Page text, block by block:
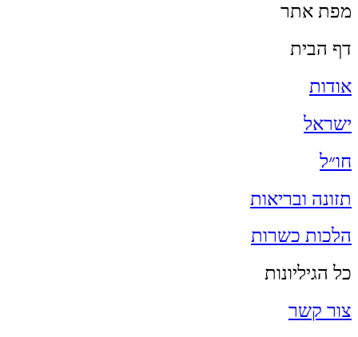
מפת אתר
דף הבית
אודות
ישראל
חו״ל
תזונה ובריאות
הלכות כשרות
כל הגיליונות
צור קשר